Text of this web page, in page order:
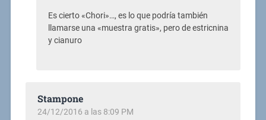
Es cierto «Chori»…, es lo que podría también
llamarse una «muestra gratis», pero de estricnina
y cianuro
Stampone
24/12/2016 a las 8:09 PM